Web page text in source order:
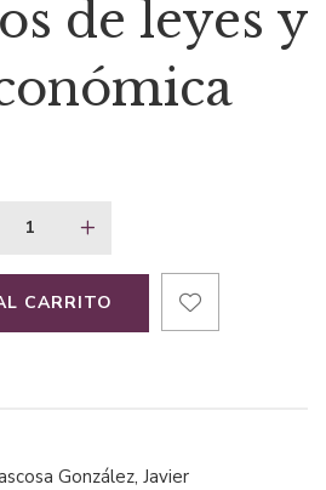
actual
es:
de leyes y
CARRITO
González, Javier